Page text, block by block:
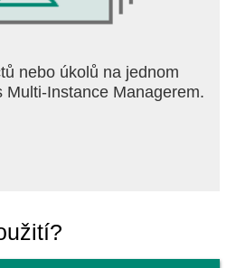
nebo úkolů na jednom
Multi-Instance Managerem.